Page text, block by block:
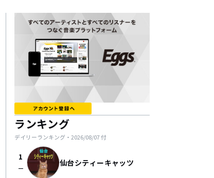
presents 「 30
」
ランキング
デイリーランキング・ 2026/08/07付
1
check_indeterminate_small 仙台シティーキャッツ